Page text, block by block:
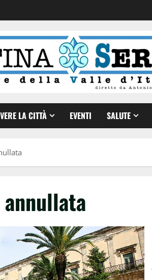
LA CITTÀ EVENTI SALUTE